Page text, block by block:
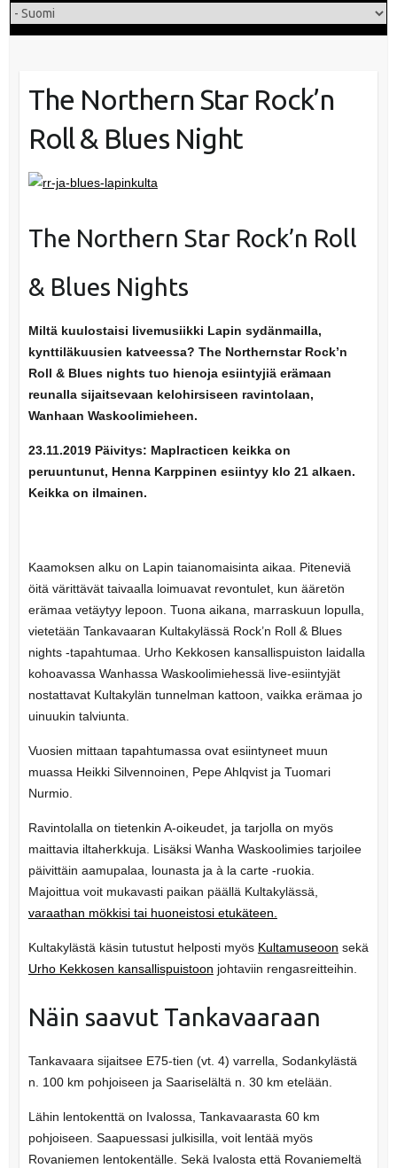
The Northern Star Rock’n
Roll & Blues Night
The Northern Star Rock’n Roll
& Blues Nights
Miltä kuulostaisi livemusiikki Lapin sydänmailla,
kynttiläkuusien katveessa? The Northernstar Rock’n
Roll & Blues nights tuo hienoja esiintyjiä erämaan
reunalla sijaitsevaan kelohirsiseen ravintolaan,
Wanhaan Waskoolimieheen.
23.11.2019 Päivitys: Maplracticen keikka on
peruuntunut, Henna Karppinen esiintyy klo 21 alkaen.
Keikka on ilmainen.
Kaamoksen alku on Lapin taianomaisinta aikaa. Piteneviä
öitä värittävät taivaalla loimuavat revontulet, kun ääretön
erämaa vetäytyy lepoon. Tuona aikana, marraskuun lopulla,
vietetään Tankavaaran Kultakylässä Rock’n Roll & Blues
nights -tapahtumaa. Urho Kekkosen kansallispuiston laidalla
kohoavassa Wanhassa Waskoolimiehessä live-esiintyjät
nostattavat Kultakylän tunnelman kattoon, vaikka erämaa jo
uinuukin talviunta.
Vuosien mittaan tapahtumassa ovat esiintyneet muun
muassa Heikki Silvennoinen, Pepe Ahlqvist ja Tuomari
Nurmio.
Ravintolalla on tietenkin A-oikeudet, ja tarjolla on myös
maittavia iltaherkkuja. Lisäksi Wanha Waskoolimies tarjoilee
päivittäin aamupalaa, lounasta ja à la carte -ruokia.
Majoittua voit mukavasti paikan päällä Kultakylässä,
varaathan mökkisi tai huoneistosi etukäteen.
Kultakylästä käsin tutustut helposti myös Kultamuseoon sekä
Urho Kekkosen kansallispuistoon johtaviin rengasreitteihin.
Näin saavut Tankavaaraan
Tankavaara sijaitsee E75-tien (vt. 4) varrella, Sodankylästä
n. 100 km pohjoiseen ja Saariselältä n. 30 km etelään.
Lähin lentokenttä on Ivalossa, Tankavaarasta 60 km
pohjoiseen. Saapuessasi julkisilla, voit lentää myös
Rovaniemen lentokentälle. Sekä Ivalosta että Rovaniemeltä